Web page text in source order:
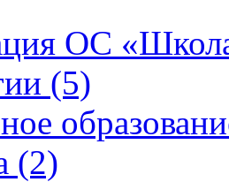
ОС
(5)
(2)